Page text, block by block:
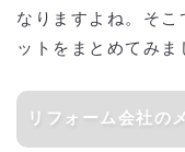
なりますよね。そこ
ットをまとめてみま
リフォーム会社